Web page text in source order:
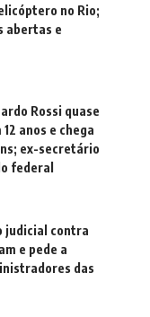
no Rio;
abertas e
Rossi quase
anos e chega
ex-secretário
federal
judicial contra
e pede a
das